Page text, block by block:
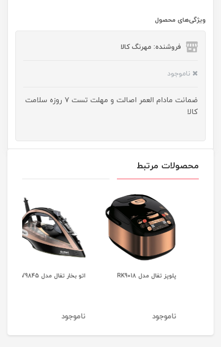
ویژگی‌های محصول
فروشنده: مهرنگ کالا
ناموجود
ضمانت مادام العمر اصالت و مهلت تست ۷ روزه سلامت
کالا
محصولات مرتبط
پلوپز تفال مدل RK9018
ناموجود
اتو بخار تفال مدل FV9845
ناموجود